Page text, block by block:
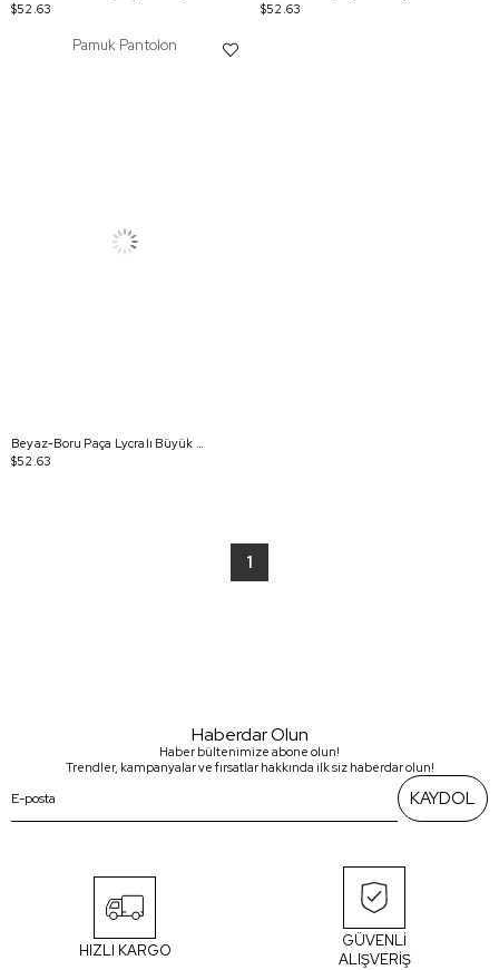
$52.63
$52.63
Pamuk Pantolon
Beyaz-Boru Paça Lycralı Büyük Beden Pantolon
$52.63
1
Haberdar Olun
Haber bültenimize abone olun!
Trendler, kampanyalar ve fırsatlar hakkında ilk siz haberdar olun!
KAYDOL
HIZLI KARGO
GÜVENLİ
ALIŞVERİŞ